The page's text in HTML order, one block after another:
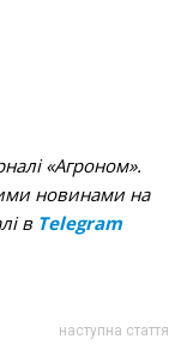
«Агроном».
новинами на
в Telegram
наступна стаття